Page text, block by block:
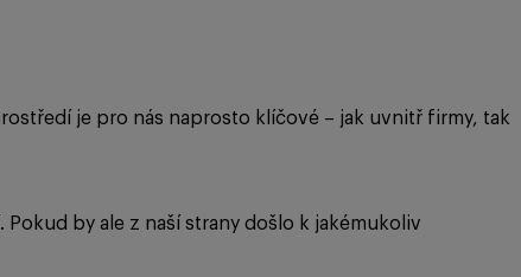
je pro nás naprosto klíčové – jak uvnitř firmy, tak
by ale z naší strany došlo k jakémukoliv